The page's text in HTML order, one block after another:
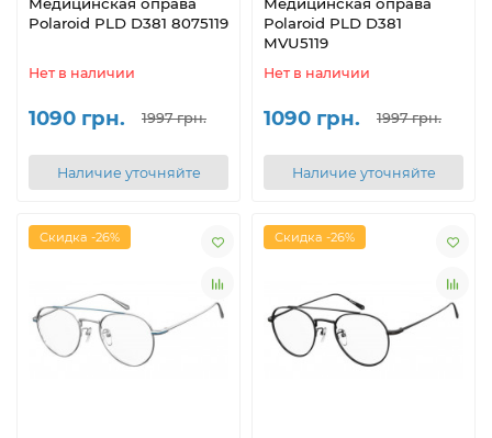
Медицинская оправа
Polaroid PLD D381 8075119
Нет в наличии
1090 грн. 1997 грн.
Наличие уточняйте
Медицинская оправа
Polaroid PLD D381
MVU5119
Нет в наличии
1090 грн. 1997 грн.
Наличие уточняйте
Скидка -26% Скидка -26%